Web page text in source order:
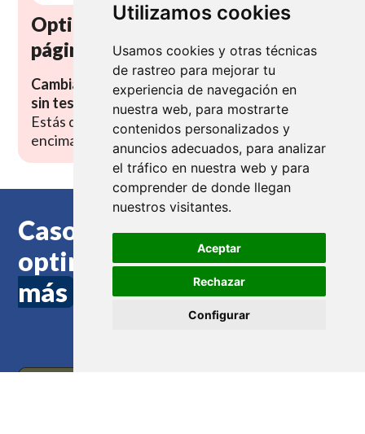
Utilizamos cookies
Usamos cookies y otras técnicas
de rastreo para mejorar tu
experiencia de navegación en
nuestra web, para mostrarte
contenidos personalizados y
anuncios adecuados, para analizar
el tráfico en nuestra web y para
comprender de donde llegan
nuestros visitantes.
Aceptar
Rechazar
Configurar
Optimizas anuncios… pero no las
páginas
Cambias creatividades y copias del Ad, pero
sin tests A/B en la landing todo es intuición.
Estás dejando conversiones (y mucho margen)
encima de la mesa.
Casos reales de páginas
optimizadas para vender
más